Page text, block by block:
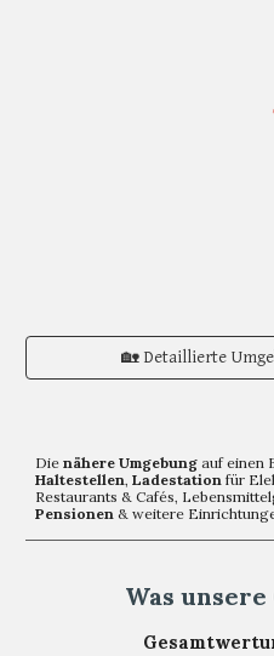
🏡 Detaillierte
Dienähere Umgebung auf einen
Haltestellen,Ladestation für
Restaurants & Cafés,
Pensionen & weitere
Was unsere